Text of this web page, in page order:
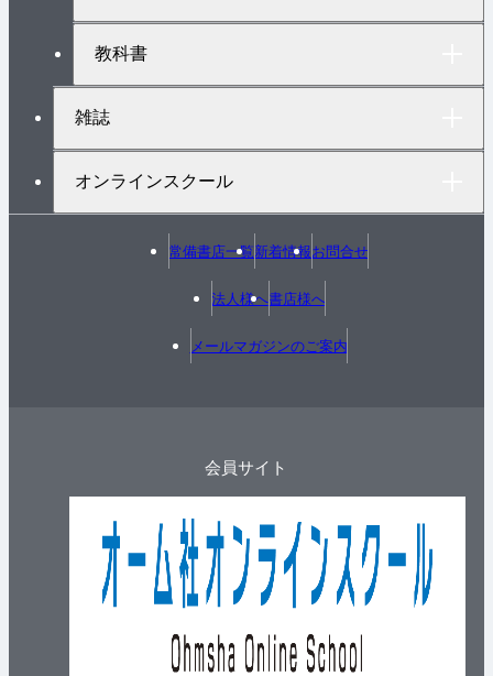
教科書
雑誌
オンラインスクール
常備書店一覧新着情報お問合せ
法人様へ書店様へ
メールマガジンのご案内
会員サイト